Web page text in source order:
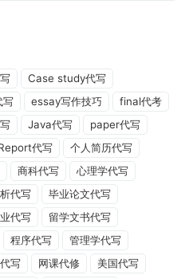
Case study代写
写 essay写作技巧
final代考
Java代写
paper代写
代写
个人简历代写
商科代写
心理学代写
代写
毕业论文代写
代写
留学文书代写
程序代写
管理学代写
写 网课代修
美国代写